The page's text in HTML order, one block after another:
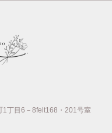
1丁目6－8felt168・201号室